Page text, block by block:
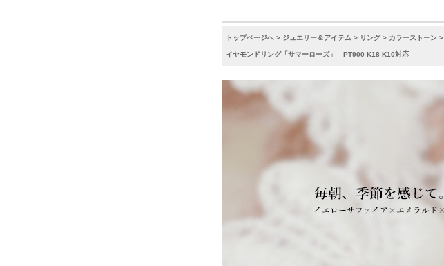
トップページへ > ジュエリー＆アイテム > リング> カラーストーン >
イヤモンドリング「サマーローズ」 PT900 K18 K10対応